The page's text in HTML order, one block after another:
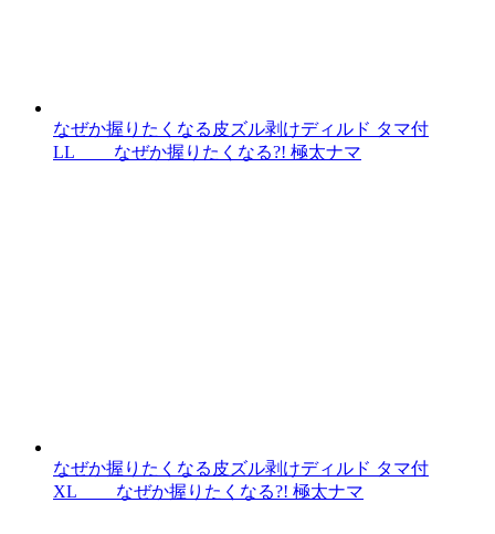
なぜか握りたくなる皮ズル剥けディルド タマ付
LL なぜか握りたくなる?! 極太ナマ
なぜか握りたくなる皮ズル剥けディルド タマ付
XL なぜか握りたくなる?! 極太ナマ